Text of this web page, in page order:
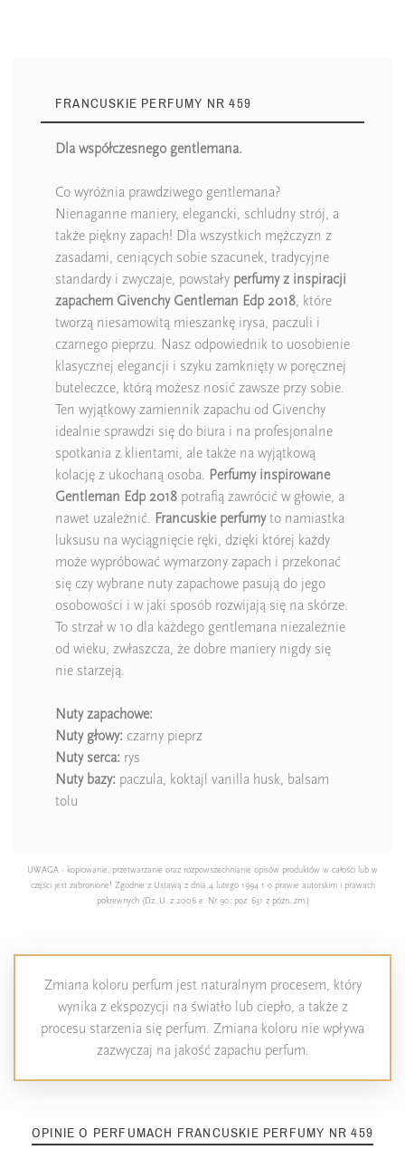
FRANCUSKIE PERFUMY NR 459
Dla współczesnego gentlemana.
Co wyróżnia prawdziwego gentlemana?
Nienaganne maniery, elegancki, schludny strój, a
także piękny zapach! Dla wszystkich mężczyzn z
zasadami, ceniących sobie szacunek, tradycyjne
standardy i zwyczaje, powstały perfumy z inspiracji
zapachem Givenchy Gentleman Edp 2018 , które
tworzą niesamowitą mieszankę irysa, paczuli i
czarnego pieprzu. Nasz odpowiednik to uosobienie
klasycznej elegancji i szyku zamknięty w poręcznej
buteleczce, którą możesz nosić zawsze przy sobie.
Ten wyjątkowy zamiennik zapachu od Givenchy
idealnie sprawdzi się do biura i na profesjonalne
spotkania z klientami, ale także na wyjątkową
kolację z ukochaną osoba.
Perfumy inspirowane
Gentleman Edp 2018 potrafią zawrócić w głowie, a
nawet uzależnić. Francuskie perfumyto namiastka
luksusu na wyciągnięcie ręki, dzięki której każdy
może wypróbować wymarzony zapach i przekonać
się czy wybrane nuty zapachowe pasują do jego
osobowości i w jaki sposób rozwijają się na skórze.
To strzał w 10 dla każdego gentlemana niezależnie
od wieku, zwłaszcza, że dobre maniery nigdy się
nie starzeją.
Nuty zapachowe:
Nuty głowy: czarny pieprz
Nuty serca: rys
Nuty bazy: paczula, koktajl vanilla husk, balsam
tolu
UWAGA - kopiowanie, przetwarzanie oraz rozpowszechnianie opisów produktów w całości lub w
części jest zabronione! Zgodnie z Ustawą z dnia 4 lutego 1994 r. o prawie autorskim i prawach
pokrewnych (Dz. U. z 2006 e. Nr 90, poz. 631 z późn. zm.)
Zmiana koloru perfum jest naturalnym procesem, który
wynika z ekspozycji na światło lub ciepło, a także z
procesu starzenia się perfum. Zmiana koloru nie wpływa
zazwyczaj na jakość zapachu perfum.
OPINIE O PERFUMACH FRANCUSKIE PERFUMY NR 459